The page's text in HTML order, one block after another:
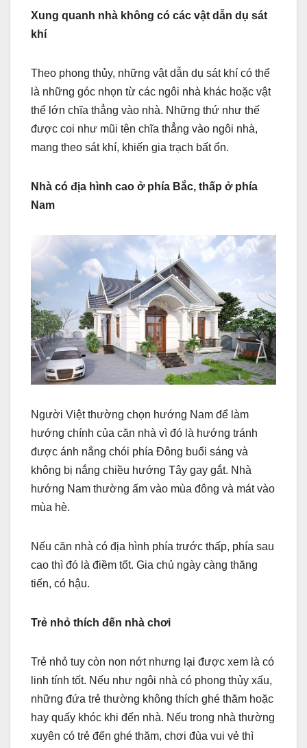
Xung quanh nhà không có các vật dẫn dụ sát
khí
Theo phong thủy, những vật dẫn dụ sát khí có thể
là những góc nhọn từ các ngôi nhà khác hoặc vật
thể lớn chĩa thẳng vào nhà. Những thứ như thế
được coi như mũi tên chĩa thẳng vào ngôi nhà,
mang theo sát khí, khiến gia trạch bất ổn.
Nhà có địa hình cao ở phía Bắc, thấp ở phía
Nam
Người Việt thường chọn hướng Nam để làm
hướng chính của căn nhà vì đó là hướng tránh
được ánh nắng chói phía Đông buổi sáng và
không bị nắng chiều hướng Tây gay gắt. Nhà
hướng Nam thường ấm vào mùa đông và mát vào
mùa hè.
Nếu căn nhà có địa hình phía trước thấp, phía sau
cao thì đó là điềm tốt. Gia chủ ngày càng thăng
tiến, có hậu.
Trẻ nhỏ thích đến nhà chơi
Trẻ nhỏ tuy còn non nớt nhưng lại được xem là có
linh tính tốt. Nếu như ngôi nhà có phong thủy xấu,
những đứa trẻ thường không thích ghé thăm hoặc
hay quấy khóc khi đến nhà. Nếu trong nhà thường
xuyên có trẻ đến ghé thăm, chơi đùa vui vẻ thì